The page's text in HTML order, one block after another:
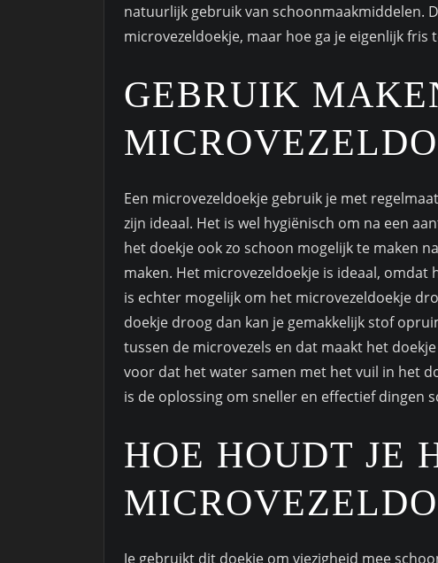
natuurlijk gebruik van schoonmaakmiddelen.
microvezeldoekje, maar hoe ga je eigenlijk fris
GEBRUIK
Een microvezeldoekje gebruik je met
zijn ideaal. Het is wel hygiënisch om na een
het doekje ook zo schoon mogelijk te maken
maken. Het microvezeldoekje is ideaal,
is echter mogelijk om het microvezeldoekje
doekje droog dan kan je gemakkelijk stof
tussen de microvezels en dat maakt het
voor dat het water samen met het vuil in het
is de oplossing om sneller en effectief dingen
HOE HOUDT JE
Je gebruikt dit doekje om viezigheid mee